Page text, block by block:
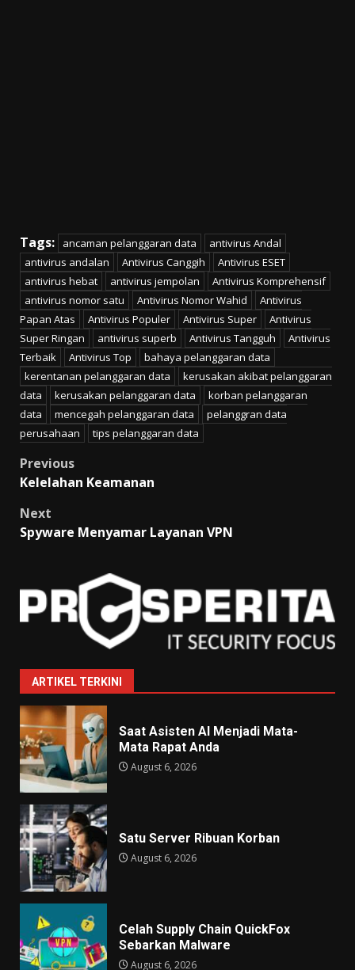
Tags: ancaman pelanggaran data
antivirus Andal
antivirus andalan
Antivirus Canggih
Antivirus ESET
antivirus hebat
antivirus jempolan
Antivirus Komprehensif
antivirus nomor satu
Antivirus Nomor Wahid
Antivirus
Papan Atas
Antivirus Populer Antivirus Super
Antivirus
Super Ringan
antivirus superb Antivirus Tangguh
Antivirus
Terbaik
Antivirus Top
bahaya pelanggaran data
kerentanan pelanggaran data
kerusakan akibat pelanggaran
data
kerusakan pelanggaran data
korban pelanggaran
data
mencegah pelanggaran data
pelanggran data
perusahaan
tips pelanggaran data
Post
Previous
Kelelahan Keamanan
Next
Spyware Menyamar Layanan VPN
ARTIKEL TERKINI
Saat Asisten AI Menjadi Mata-
Mata Rapat Anda
August 6, 2026
Satu Server Ribuan Korban
August 6, 2026
Celah Supply Chain QuickFox
Sebarkan Malware
August 6, 2026